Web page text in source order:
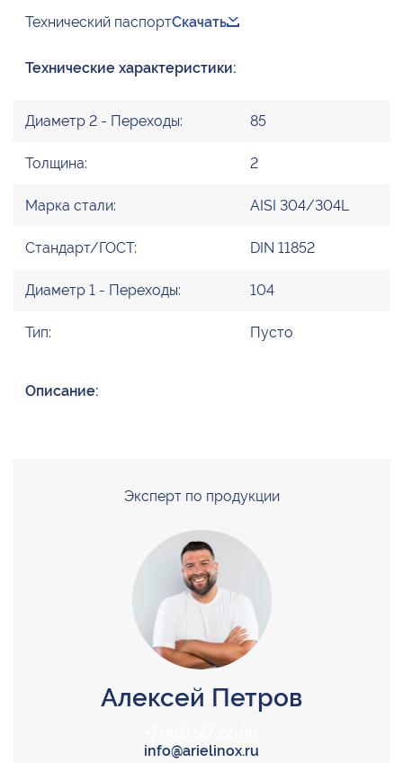
Технический паспортСкачать
Технические характеристики:
Диаметр 2 - Переходы: 85
Толщина: 2
Марка стали: AISI 304/304L
Стандарт/ГОСТ: DIN 11852
Диаметр 1 - Переходы: 104
Тип: Пусто
Описание:
Эксперт по продукции
Алексей Петров
info@arielinox.ru